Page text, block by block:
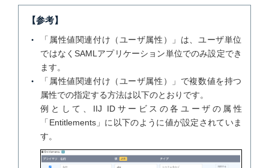
【参考】
「属性値関連付け（ユーザ属性）」は、ユーザ単位
ではなくSAMLアプリケーション単位でのみ設定でき
ます。
「属性値関連付け（ユーザ属性）」で複数値を持つ
属性での指定する方法は以下のとおりです。
例として、IIJ IDサービスの各ユーザの属性
「Entitlements」に以下のように値が設定されていま
す。